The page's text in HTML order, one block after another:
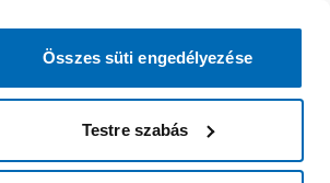
Összes süti engedélyezése
Testre szabás